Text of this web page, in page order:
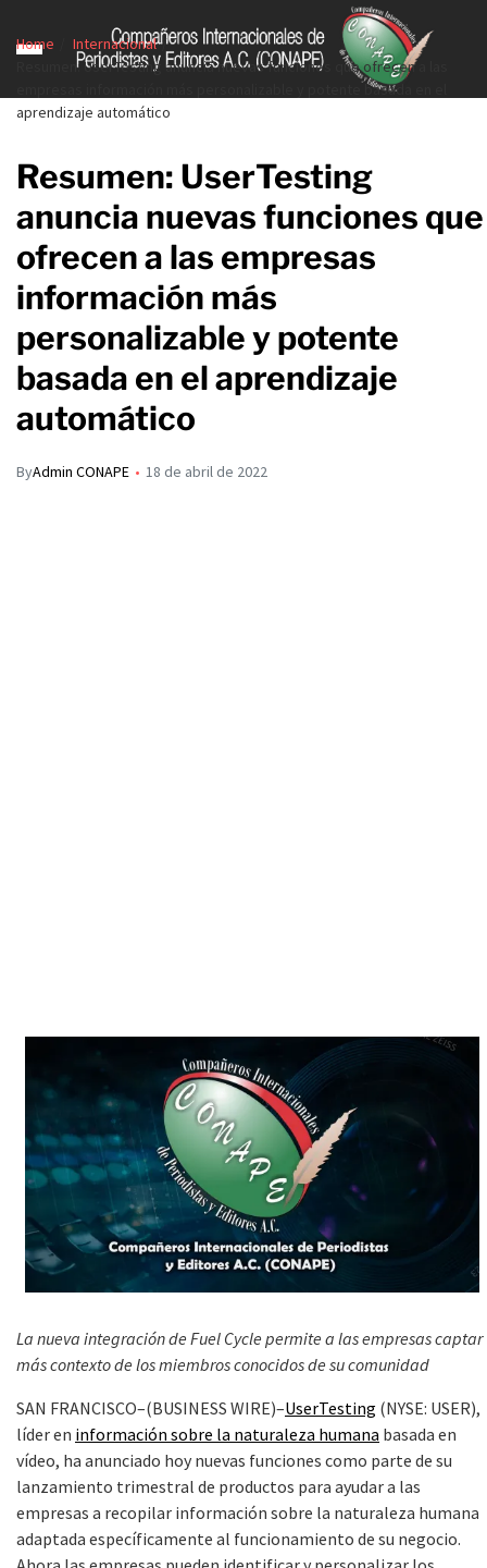
Home
Internacional
Resumen: UserTesting anuncia nuevas funciones que ofrecen a las
empresas información más personalizable y potente basada en el
aprendizaje automático
Resumen: UserTesting
anuncia nuevas funciones que
ofrecen a las empresas
información más
personalizable y potente
basada en el aprendizaje
automático
ByAdmin CONAPE 18 de abril de 2022
La nueva integración de Fuel Cycle permite a las empresas captar
más contexto de los miembros conocidos de su comunidad
SAN FRANCISCO–(BUSINESS WIRE)–UserTesting (NYSE: USER),
líder en información sobre la naturaleza humana basada en
vídeo, ha anunciado hoy nuevas funciones como parte de su
lanzamiento trimestral de productos para ayudar a las
empresas a recopilar información sobre la naturaleza humana
adaptada específicamente al funcionamiento de su negocio.